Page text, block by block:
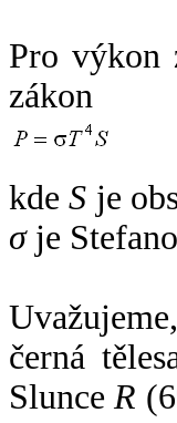
Pro výkon
zákon
kdeS je
σje
černá
SlunceR